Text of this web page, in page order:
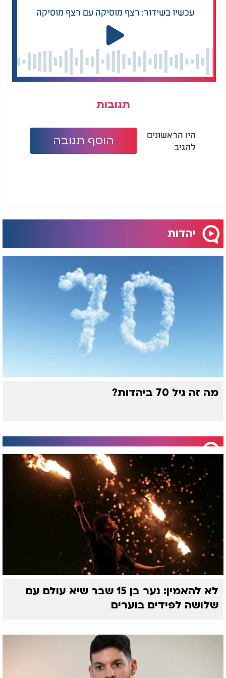
עכשיו בשידור: רצף מוסיקה עם רצף מוסיקה
תגובות
היו הראשונים
להגיב
הוסף תגובה
יהדות
מה זה גיל 70 ביהדות?
לא להאמין: נער בן 15 שבר שיא עולם עם
שלושה לפידים בוערים